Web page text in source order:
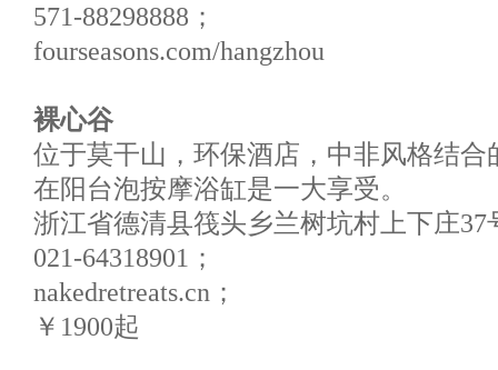
571-88298888；
fourseasons.com/hangzhou
裸心谷
位于莫干山，环保酒店，中非风格结
在阳台泡按摩浴缸是一大享受。
浙江省德清县筏头乡兰树坑村上下庄37
021-64318901；
nakedretreats.cn；
￥1900起